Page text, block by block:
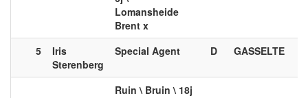
Lomansheide
Brent x
5
Iris
Sterenberg
Special Agent D GASSELTE
Ruin \ Bruin \ 18j